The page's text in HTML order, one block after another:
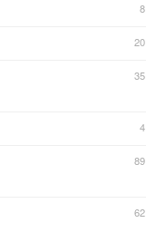
8
20
35
4
89
62